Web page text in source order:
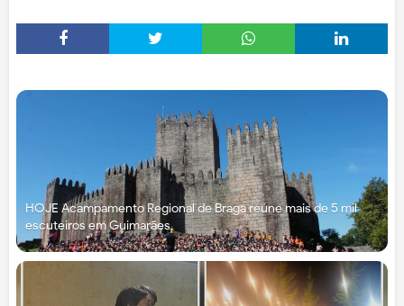
HOJE Acampamento Regional de Braga reúne mais de 5 mil
escuteiros em Guimarães